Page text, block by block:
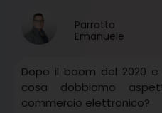
Parrotto
Emanuele
Dopo il boom del 2020 e
cosa dobbiamo
commercio elettronico?